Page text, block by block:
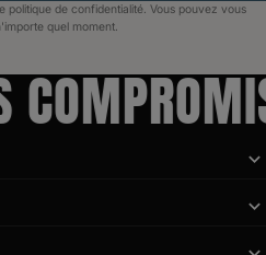
politique de confidentialité. Vous pouvez vous
quel moment.

